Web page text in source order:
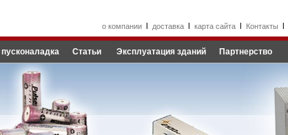
о компанииl доставкаl карта сайтаl Контакты
Статьи Эксплуатация зданий Партнерство